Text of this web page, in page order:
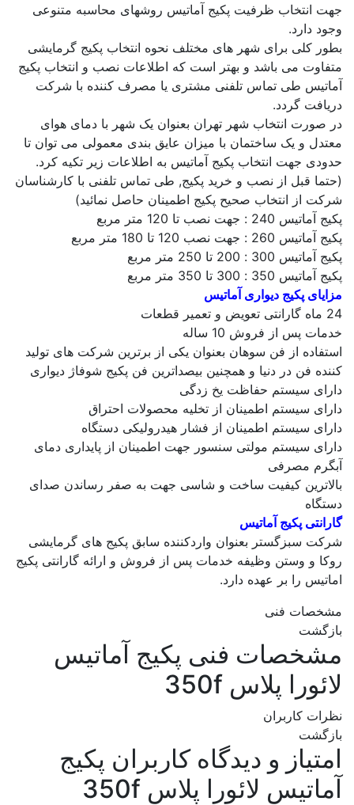
جهت انتخاب ظرفیت پکیج آماتیس روشهای محاسبه متنوعی
وجود دارد.
بطور کلی برای شهر های مختلف نحوه انتخاب پکیج گرمایشی
متفاوت می باشد و بهتر است که اطلاعات نصب و انتخاب پکیج
آماتیس طی تماس تلفنی مشتری یا مصرف کننده با شرکت
دریافت گردد.
در صورت انتخاب شهر تهران بعنوان یک شهر با دمای هوای
معتدل و یک ساختمان با میزان عایق بندی معمولی می توان تا
حدودی جهت انتخاب پکیج آماتیس به اطلاعات زیر تکیه کرد.
(حتما قبل از نصب و خرید پکیج, طی تماس تلفنی با کارشناسان
شرکت از انتخاب صحیح پکیج اطمینان حاصل نمائید)
پکیج آماتیس 240 : جهت نصب تا 120 متر مربع
پکیج آماتیس 260 : جهت نصب 120 تا 180 متر مربع
پکیج آماتیس 300 : 200 تا 250 متر مربع
پکیج آماتیس 350 : 300 تا 350 متر مربع
مزایای پکیج دیواری آماتیس
24 ماه گارانتی تعویض و تعمیر قطعات
خدمات پس از فروش 10 ساله
استفاده از فن سوهان بعنوان یکی از برترین شرکت های تولید
کننده فن در دنیا و همچنین بیصداترین فن پکیج شوفاژ دیواری
دارای سیستم حفاظت یخ زدگی
دارای سیستم اطمینان از تخلیه محصولات احتراق
دارای سیستم اطمینان از فشار هیدرولیکی دستگاه
دارای سیستم مولتی سنسور جهت اطمینان از پایداری دمای
آبگرم مصرفی
بالاترین کیفیت ساخت و شاسی جهت به صفر رساندن صدای
دستگاه
گارانتی پکیج آماتیس
شرکت سبزگستر بعنوان واردکننده سابق پکیج های گرمایشی
روکا و وستن وظیفه خدمات پس از فروش و ارائه گارانتی پکیج
اماتیس را بر عهده دارد.
مشخصات فنی
بازگشت
مشخصات فنی پکیج آماتیس
لائورا پلاس 350f
نظرات کاربران
بازگشت
امتیاز و دیدگاه کاربران پکیج
آماتیس لائورا پلاس 350f